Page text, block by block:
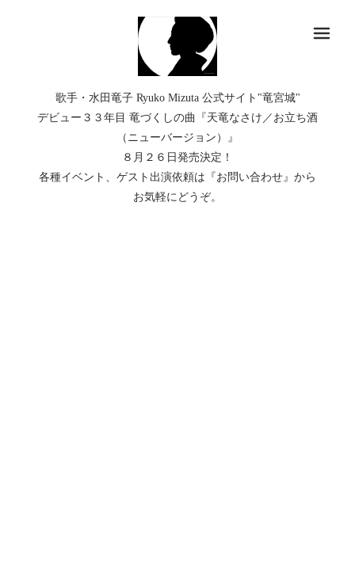
歌手・水田竜子 Ryuko Mizuta 公式サイト"竜宮城"
デビュー３３年目 竜づくしの曲『天竜なさけ／お立ち酒
（ニューバージョン）』
８月２６日発売決定！
各種イベント、ゲスト出演依頼は『お問い合わせ』から
お気軽にどうぞ。